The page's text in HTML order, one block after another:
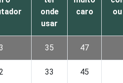
onde
usar
caro
35 47
33 45